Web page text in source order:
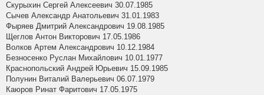
Скурыхин Сергей Алексеевич 30.07.1985
Сычев Александр Анатольевич 31.01.1983
Фыряев Дмитрий Александрович 19.08.1985
Щеглов Антон Викторович 17.05.1986
Волков Артем Александрович 10.12.1984
Безносенко Руслан Михайлович 10.01.1977
Краснопольский Андрей Юрьевич 15.09.1985
Полунин Виталий Валерьевич 06.07.1979
Каюров Ринат Фаритович 17.05.1975